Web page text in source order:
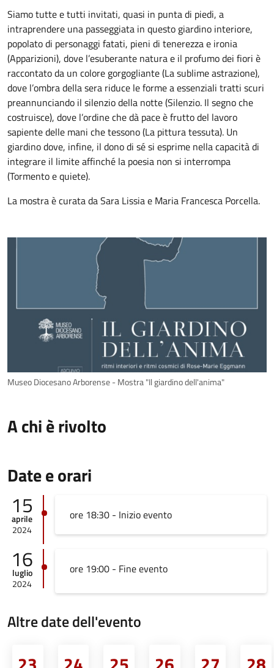
Siamo tutte e tutti invitati, quasi in punta di piedi, a
intraprendere una passeggiata in questo giardino interiore,
popolato di personaggi fatati, pieni di tenerezza e ironia
(Apparizioni), dove l’esuberante natura e il profumo dei fiori è
raccontato da un colore gorgogliante (La sublime astrazione),
dove l’ombra della sera riduce le forme a essenziali tratti scuri
preannunciando il silenzio della notte (Silenzio. Il segno che
costruisce), dove l’ordine che dà pace è frutto del lavoro
sapiente delle mani che tessono (La pittura tessuta). Un
giardino dove, infine, il dono di sé si esprime nella capacità di
integrare il limite affinché la poesia non si interrompa
(Tormento e quiete).
La mostra è curata da Sara Lissia e Maria Francesca Porcella.
Museo Diocesano Arborense - Mostra "Il giardino dell'anima"
A chi è rivolto
Date e orari
15
aprile
2024
ore 18:30 - Inizio evento
16
luglio
2024
ore 19:00 - Fine evento
Altre date dell'evento